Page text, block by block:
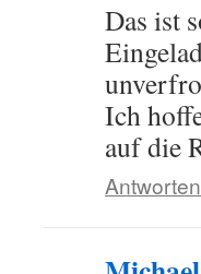
Das ist
Ich
auf die
Antworten